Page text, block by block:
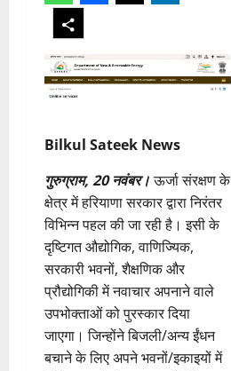
Bilkul Sateek News
गुरुग्राम, 20 नवंबर। ऊर्जा संरक्षण के
क्षेत्र में हरियाणा सरकार द्वारा निरंतर
विभिन्न पहल की जा रही है। इसी के
दृष्टिगत औद्योगिक, वाणिज्यिक,
सरकारी भवनों, शैक्षणिक और
प्रौद्योगिकी में नवाचार अपनाने वाले
उपभोक्ताओं को पुरस्कार दिया
जाएगा। जिन्होंने बिजली/अन्य ईंधन
बचाने के लिए अपने भवनों/इकाइयों में